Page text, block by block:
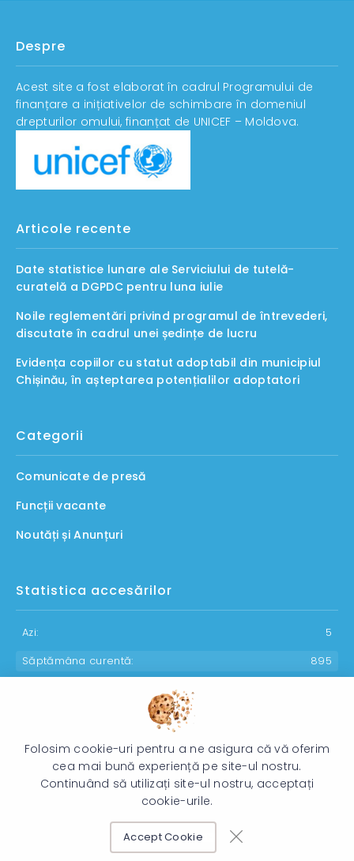
Despre
Acest site a fost elaborat în cadrul Programului de
finanțare a inițiativelor de schimbare în domeniul
drepturilor omului, finanțat de UNICEF – Moldova.
Articole recente
Date statistice lunare ale Serviciului de tutelă-
curatelă a DGPDC pentru luna iulie
Noile reglementări privind programul de întrevederi,
discutate în cadrul unei ședințe de lucru
Evidența copiilor cu statut adoptabil din municipiul
Chișinău, în așteptarea potențialilor adoptatori
Categorii
Comunicate de presă
Funcții vacante
Noutăți și Anunțuri
Statistica accesărilor
Azi:
5
Săptămâna curentă:
895
© 2026 Direcția Generală pentru Protecția Drepturilor Copilului -
Toate drepturile rezervate.
Folosim cookie-uri pentru a ne asigura că vă oferim
cea mai bună experiență pe site-ul nostru.
Continuând să utilizați site-ul nostru, acceptați
cookie-urile.
Accept Cookie